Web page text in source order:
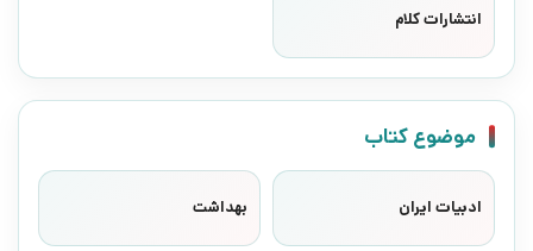
انتشارات کلام
موضوع کتاب
ادبیات ایران بهداشت